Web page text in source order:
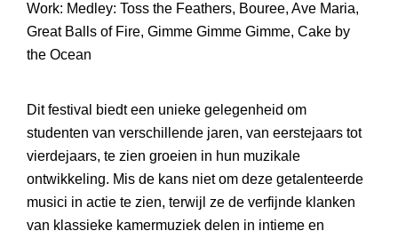
Work: Medley: Toss the Feathers, Bouree, Ave Maria,
Great Balls of Fire, Gimme Gimme Gimme, Cake by
the Ocean
Dit festival biedt een unieke gelegenheid om
studenten van verschillende jaren, van eerstejaars tot
vierdejaars, te zien groeien in hun muzikale
ontwikkeling. Mis de kans niet om deze getalenteerde
musici in actie te zien, terwijl ze de verfijnde klanken
van klassieke kamermuziek delen in intieme en